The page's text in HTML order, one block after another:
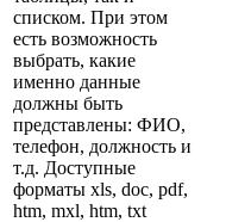
списком. При этом
есть возможность
выбрать, какие
именно данные
должны быть
представлены: ФИО,
телефон, должность и
т.д. Доступные
форматы xls, doc, pdf,
htm, mxl, htm, txt